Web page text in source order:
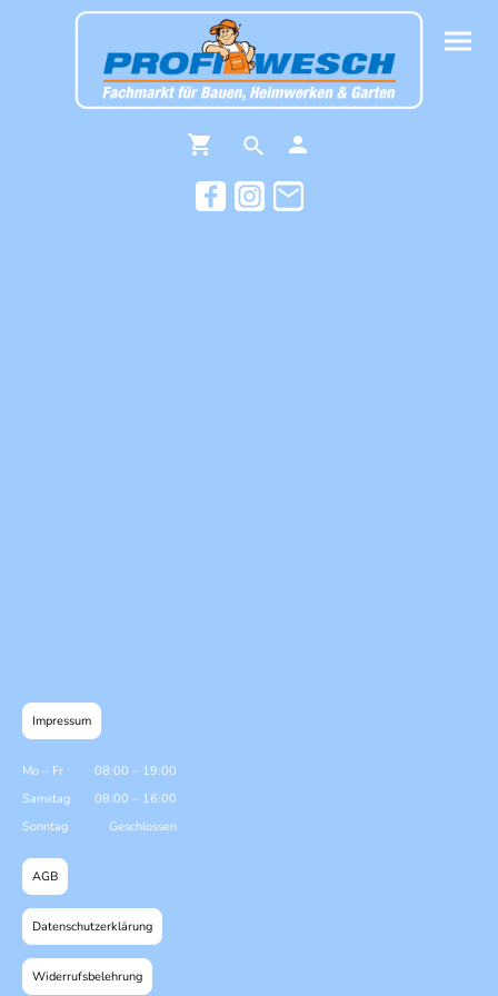
Impressum
Mo – Fr 08:00 – 19:00
Samstag
08:00 – 16:00
Sonntag
Geschlossen
AGB
Datenschutzerklärung
Widerrufsbelehrung